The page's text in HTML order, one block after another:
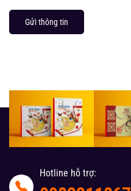
Gửi thông tin
Hotline hỗ trợ: